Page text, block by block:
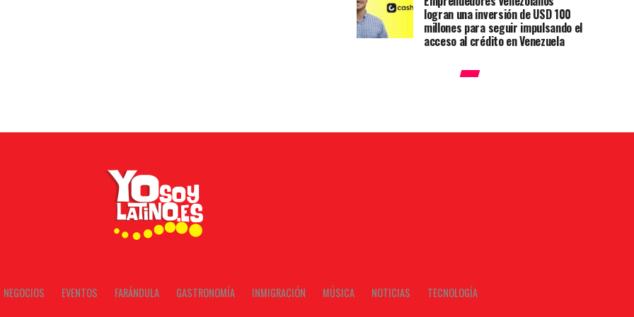
logran una inversión de USD 100
millones para seguir impulsando el
acceso al crédito en Venezuela
NEGOCIOS EVENTOS FARÁNDULA GASTRONOMÍA INMIGRACIÓN MÚSICA NOTICIAS TECNOLOGÍA